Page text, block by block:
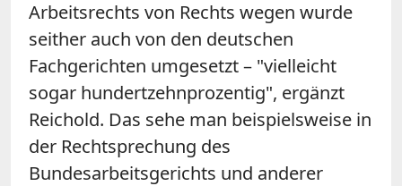
Arbeitsrechts von Rechts wegen wurde
seither auch von den deutschen
Fachgerichten umgesetzt – "vielleicht
sogar hundertzehnprozentig", ergänzt
Reichold. Das sehe man beispielsweise in
der Rechtsprechung des
Bundesarbeitsgerichts und anderer